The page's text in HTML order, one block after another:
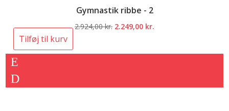
Gymnastik ribbe - 2
2.924,00kr. Den
2.249,00 kr.
Tilføj til kurv